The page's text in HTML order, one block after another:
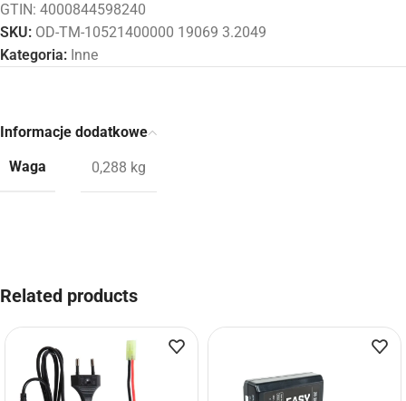
GTIN: 4000844598240
SKU: OD-TM-10521400000 19069 3.2049
Kategoria: Inne
Informacje dodatkowe
Waga
0,288 kg
Related products